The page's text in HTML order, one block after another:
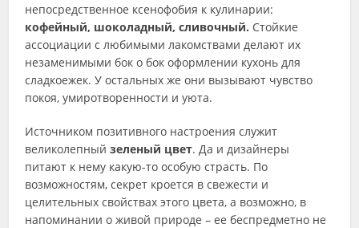
непосредственное ксенофобия к кулинарии:
кофейный, шоколадный, сливочный. Стойкие
ассоциации с любимыми лакомствами делают их
незаменимыми бок о бок оформлении кухонь для
сладкоежек. У остальных же они вызывают чувство
покоя, умиротворенности и уюта.
Источником позитивного настроения служит
великолепныйзеленый цвет. Да и дизайнеры
питают к нему какую-то особую страсть. По
возможностям, секрет кроется в свежести и
целительных свойствах этого цвета, а возможно, в
напоминании о живой природе – ее беспредметно не